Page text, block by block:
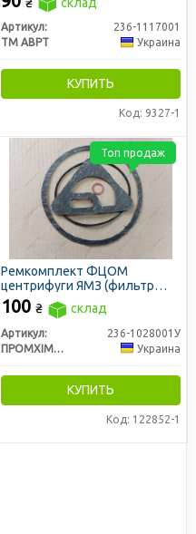
Артикул:
236-1117001
ТМ АВРТ
Украина
КУПИТЬ
Код: 9327-1
Ремкомплект ФЦОМ
центрифуги ЯМЗ (фильтр
центробежной очистки
масла) (ПХТ, Украина)
100 ₴ склад
Артикул:
236-1028001У
ПРОМХІМТЕКС ТОВ
Украина
КУПИТЬ
Код: 122852-1
Топ продаж